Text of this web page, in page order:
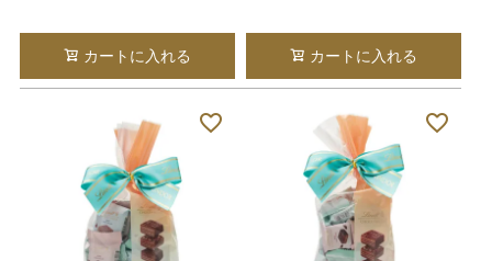
カートに入れる カートに入れる